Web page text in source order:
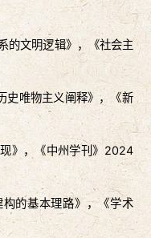
的文明逻辑》，《社会主
史唯物主义阐释》，《新
》，《中州学刊》2024
的基本理路》，《学术